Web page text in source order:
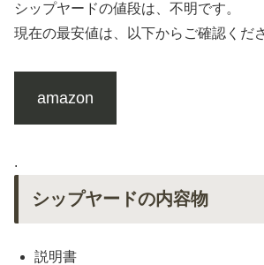
シップヤードの値段は、不明です。
現在の最安値は、以下からご確認くだ
amazon
.
シップヤードの内容物
説明書